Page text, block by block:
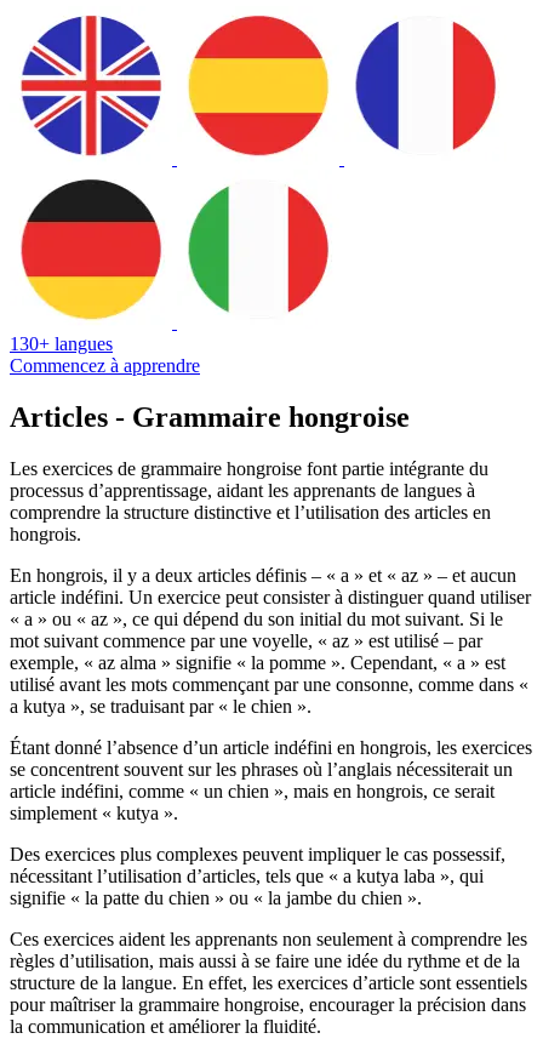
130+ langues
Commencez à apprendre
Articles - Grammaire hongroise
Les exercices de grammaire hongroise font partie intégrante du
processus d’apprentissage, aidant les apprenants de langues à
comprendre la structure distinctive et l’utilisation des articles en
hongrois.
En hongrois, il y a deux articles définis – « a » et « az » – et aucun
article indéfini. Un exercice peut consister à distinguer quand utiliser
« a » ou « az », ce qui dépend du son initial du mot suivant. Si le
mot suivant commence par une voyelle, « az » est utilisé – par
exemple, « az alma » signifie « la pomme ». Cependant, « a » est
utilisé avant les mots commençant par une consonne, comme dans «
a kutya », se traduisant par « le chien ».
Étant donné l’absence d’un article indéfini en hongrois, les exercices
se concentrent souvent sur les phrases où l’anglais nécessiterait un
article indéfini, comme « un chien », mais en hongrois, ce serait
simplement « kutya ».
Des exercices plus complexes peuvent impliquer le cas possessif,
nécessitant l’utilisation d’articles, tels que « a kutya laba », qui
signifie « la patte du chien » ou « la jambe du chien ».
Ces exercices aident les apprenants non seulement à comprendre les
règles d’utilisation, mais aussi à se faire une idée du rythme et de la
structure de la langue. En effet, les exercices d’article sont essentiels
pour maîtriser la grammaire hongroise, encourager la précision dans
la communication et améliorer la fluidité.